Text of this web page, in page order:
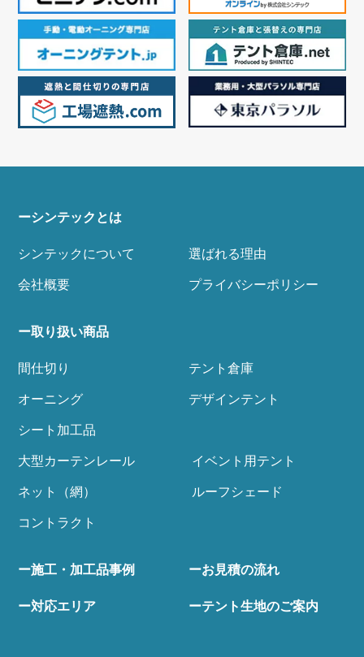
ーシンテックとは
シンテックについて
選ばれる理由
会社概要
プライバシーポリシー
ー取り扱い商品
間仕切り
テント倉庫
オーニング
デザインテント
シート加工品
大型カーテンレール
イベント用テント
ネット（網）
ルーフシェード
コントラクト
ー施工・加工品事例 ーお見積の流れ
ー対応エリア ーテント生地のご案内